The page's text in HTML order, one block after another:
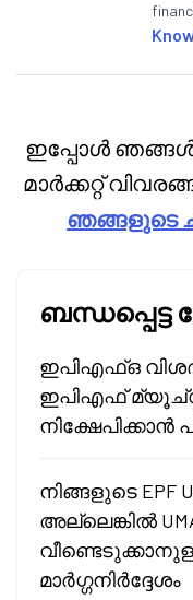
ഇപ്പോൾ
മാർക്കറ്റ്
ഞങ്ങളുടെ
ഇപിഎഫ്ഒ
ഇപിഎഫ്
നിക്ഷേപിക്കാൻ
നിങ്ങളുടെ EPF
അല്ലെങ്കിൽ
മാർഗ്ഗനിർദ്ദേശം